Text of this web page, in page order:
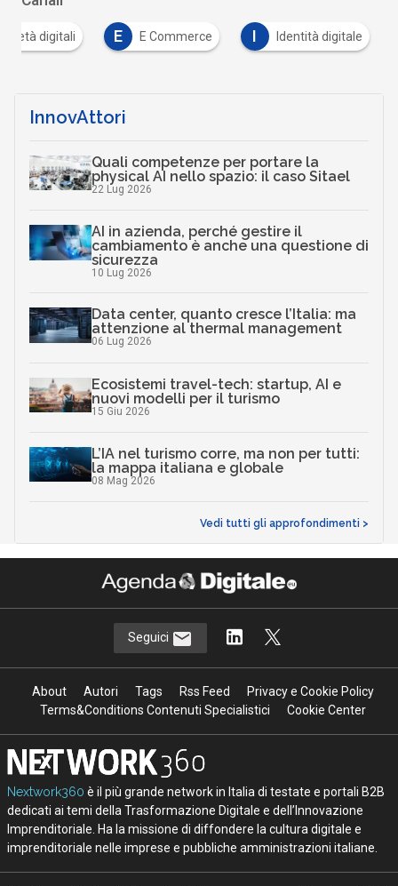
digitali E E Commerce Identità digitale
InnovAttori
Quali competenze per portare la
physical AI nello spazio: il caso Sitael
22 Lug 2026
AI in azienda, perché gestire il
cambiamento è anche una questione di
sicurezza
10 Lug 2026
Data center, quanto cresce l’Italia: ma
attenzione al thermal management
06 Lug 2026
Ecosistemi travel-tech: startup, AI e
nuovi modelli per il turismo
15 Giu 2026
L’IA nel turismo corre, ma non per tutti:
la mappa italiana e globale
08 Mag 2026
Vedi tutti gli approfondimenti >
Seguici
About Autori Tags Rss Feed
Privacy e Cookie Policy
Terms&Conditions Contenuti Specialistici
Cookie Center
Nextwork360 è il più grande network in Italia di testate e portali B2B
dedicati ai temi della Trasformazione Digitale e dell’Innovazione
Imprenditoriale. Ha la missione di diffondere la cultura digitale e
imprenditoriale nelle imprese e pubbliche amministrazioni italiane.